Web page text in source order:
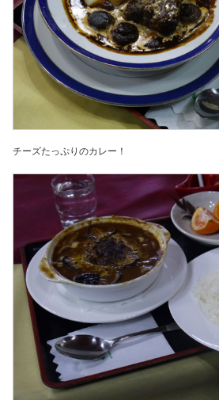
チーズたっぷりのカレー！